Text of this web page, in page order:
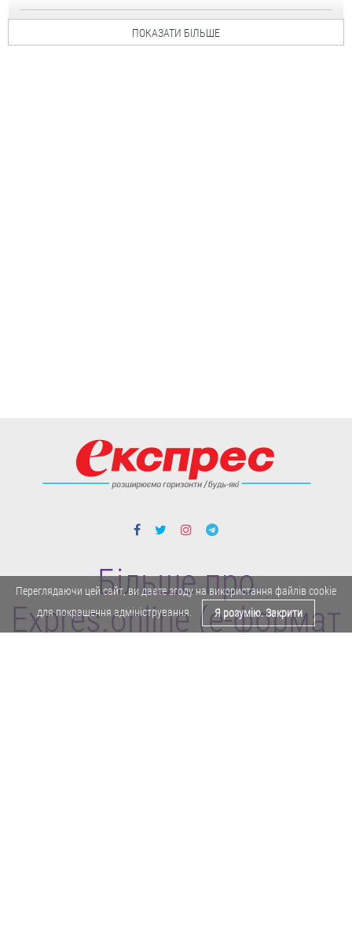
ПОКАЗАТИ БІЛЬШЕ
Більше про
Expres.online (e-формат
Переглядаючи цей сайт, ви даєте згоду на використання файлів cookie
для покращення адміністрування.
Я розумію. Закрити